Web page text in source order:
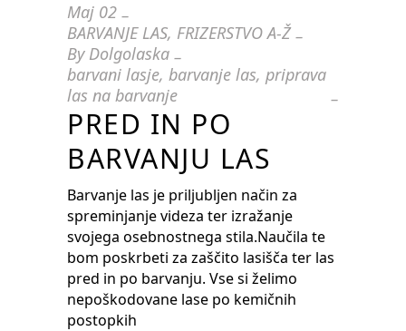
Maj 02
BARVANJE LAS, FRIZERSTVO A-Ž
By Dolgolaska
barvani lasje, barvanje las, priprava
las na barvanje
PRED IN PO
BARVANJU LAS
Barvanje las je priljubljen način za
spreminjanje videza ter izražanje
svojega osebnostnega stila.Naučila te
bom poskrbeti za zaščito lasišča ter las
pred in po barvanju. Vse si želimo
nepoškodovane lase po kemičnih
postopkih